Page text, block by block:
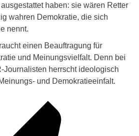
haben: sie wären Retter
wahren Demokratie, die sich
nennt.
einen Beauftragung für
und Meinungsvielfalt. Denn bei
Journalisten herrscht ideologisch
und Demokratieeinfalt.